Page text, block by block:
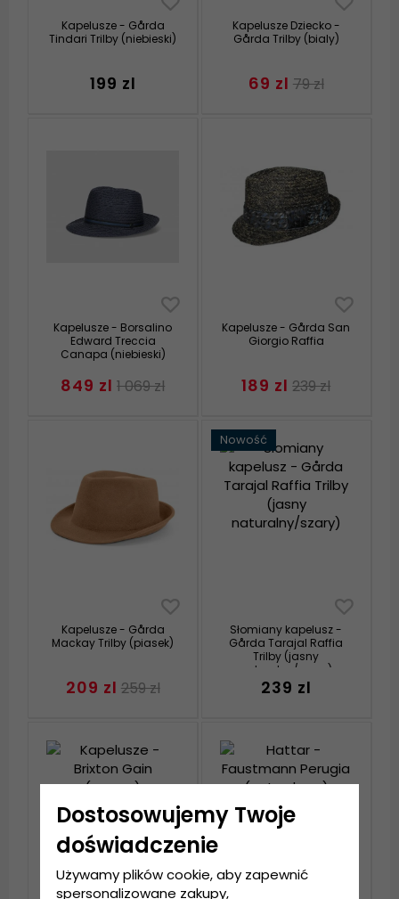
Kapelusze - Gårda
Tindari Trilby (niebieski)
199 zl
Kapelusze Dziecko -
Gårda Trilby (bialy)
69 zl 79 zl
Kapelusze - Borsalino
Edward Treccia
Canapa (niebieski)
849 zl 1 069 zl
Kapelusze - Gårda San
Giorgio Raffia
189 zl 239 zl
Kapelusze - Gårda
Mackay Trilby (piasek)
209 zl 259 zl
Nowość
Słomiany kapelusz -
Gårda Tarajal Raffia
Trilby (jasny
naturalny/szary)
239 zl
Dostosowujemy Twoje
doświadczenie
Używamy plików cookie, aby zapewnić
spersonalizowane zakupy,